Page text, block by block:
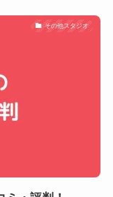
その他スタジオ